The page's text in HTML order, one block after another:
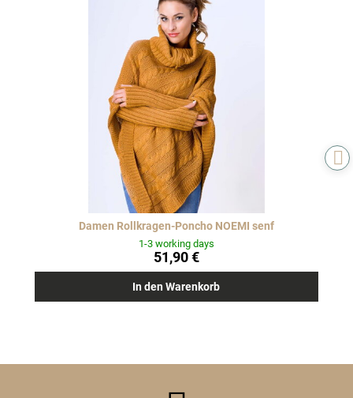
Damen Rollkragen-Poncho NOEMI senf
1-3 working days
51,90 €
In den Warenkorb